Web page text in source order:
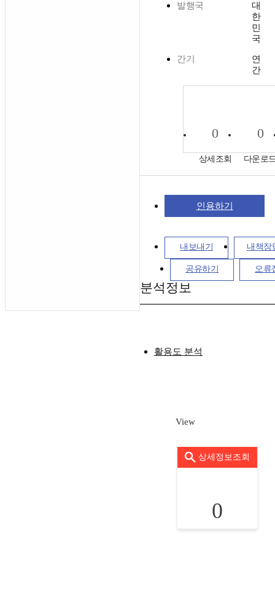
발행국
대
한
민
국
간기
연
간
0
상세조회
0
다운로
인용하기
내보내기 내책장
공유하기 오류
분석정보
활용도 분석
View
상세정보조회
0